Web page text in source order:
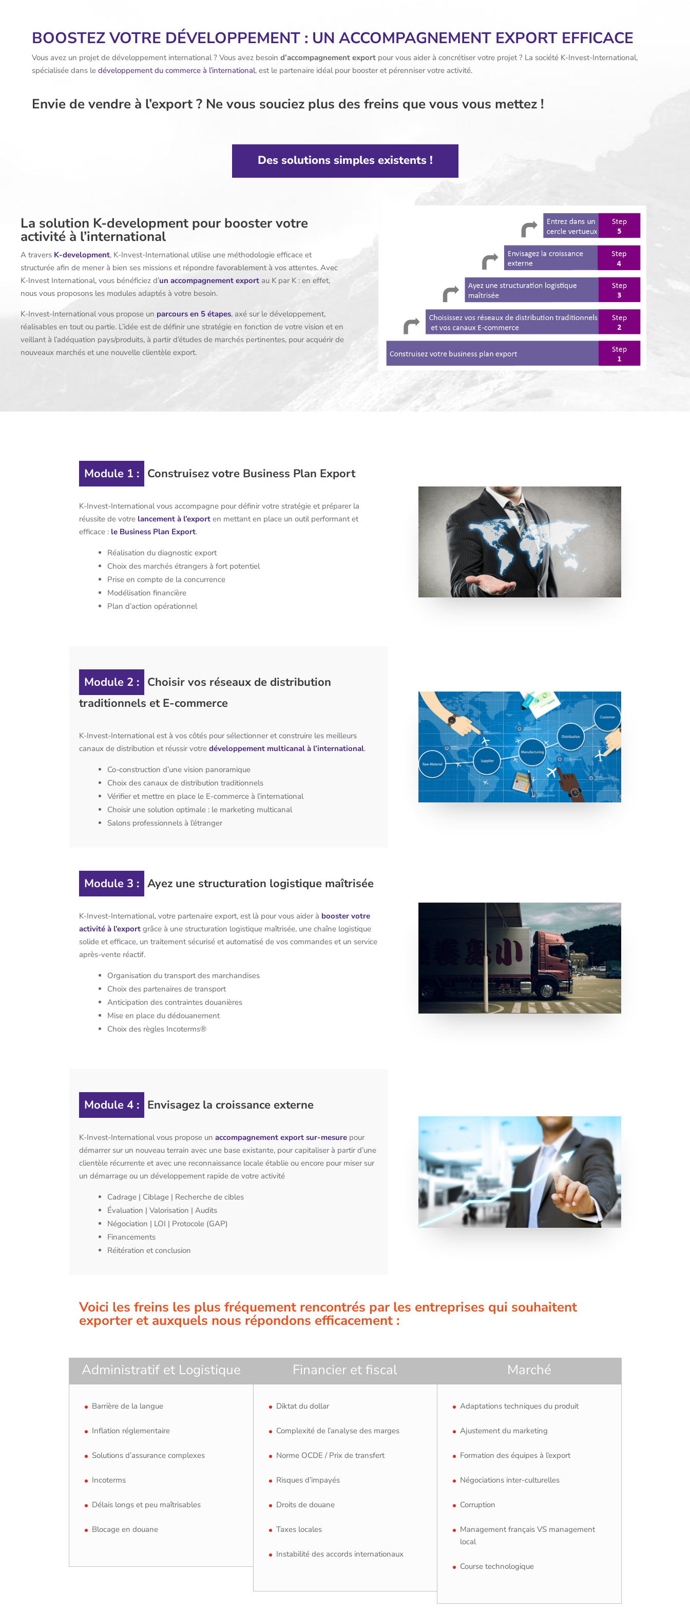
BOOSTEZ VOTRE DÉVELOPPEMENT : UN ACCOMPAGNEMENT EXPORT EFFICACE
Vous avez un projet de développement international ? Vous avez besoin d’accompagnement export pour vous aider à concrétiser votre projet ? La société K-Invest-International,
spécialisée dans le développement du commerce à l’international, est le partenaire idéal pour booster et pérenniser votre activité.
Envie de vendre à l’export ? Ne vous souciez plus des freins que vous vous mettez !
Des solutions simples existents !
La solution K-development pour booster votre
activité à l’international
A travers K-development, K-Invest-International utilise une méthodologie efficace et
structurée afin de mener à bien ses missions et répondre favorablement à vos attentes. Avec
K-Invest International, vous bénéficiez d’un accompagnement export au K par K : en effet,
nous vous proposons les modules adaptés à votre besoin.
K-Invest-International vous propose un parcours en 5 étapes, axé sur le développement,
réalisables en tout ou partie. L’idée est de définir une stratégie en fonction de votre vision et en
veillant à l’adéquation pays/produits, à partir d’études de marchés pertinentes, pour acquérir de
nouveaux marchés et une nouvelle clientèle export.
Module 1 : Construisez votre Business Plan Export
K-Invest-International vous accompagne pour définir votre stratégie et préparer la
réussite de votre lancement à l’export en mettant en place un outil performant et
efficace : le Business Plan Export.
Réalisation du diagnostic export
Choix des marchés étrangers à fort potentiel
Prise en compte de la concurrence
Modélisation financière
Plan d’action opérationnel
Module 2 : Choisir vos réseaux de distribution
traditionnels et E-commerce
K-Invest-International est à vos côtés pour sélectionner et construire les meilleurs
canaux de distribution et réussir votredéveloppement multicanal à l’international.
Co-construction d’une vision panoramique
Choix des canaux de distribution traditionnels
Vérifier et mettre en place le E-commerce à l’international
Choisir une solution optimale : le marketing multicanal
Salons professionnels à l’étranger
Module 3 : Ayez une structuration logistique maîtrisée
K-Invest-International, votre partenaire export, est là pour vous aider à booster votre
activité à l’export grâce à une structuration logistique maîtrisée, une chaîne logistique
solide et efficace, un traitement sécurisé et automatisé de vos commandes et un service
après-vente réactif.
Organisation du transport des marchandises
Choix des partenaires de transport
Anticipation des contraintes douanières
Mise en place du dédouanement
Choix des règles Incoterms®
Module 4 : Envisagez la croissance externe
K-Invest-International vous propose un accompagnement export sur-mesure pour
démarrer sur un nouveau terrain avec une base existante, pour capitaliser à partir d’une
clientèle récurrente et avec une reconnaissance locale établie ou encore pour miser sur
un démarrage ou un développement rapide de votre activité
Cadrage | Ciblage | Recherche de cibles
Évaluation | Valorisation | Audits
Négociation | LOI | Protocole (GAP)
Financements
Réitération et conclusion
Voici les freins les plus fréquement rencontrés par les entreprises qui souhaitent
exporter et auxquels nous répondons efficacement :
Administratif et Logistique
Barrière de la langue
Inflation réglementaire
Solutions d’assurance complexes
Incoterms
Délais longs et peu maîtrisables
Blocage en douane
Financier et fiscal
Diktat du dollar
Complexité de l’analyse des marges
Norme OCDE / Prix de transfert
Risques d’impayés
Droits de douane
Taxes locales
Instabilité des accords internationaux
Marché
Adaptations techniques du produit
Ajustement du marketing
Formation des équipes à l’export
Négociations inter-culturelles
Corruption
Management français VS management
local
Course technologique